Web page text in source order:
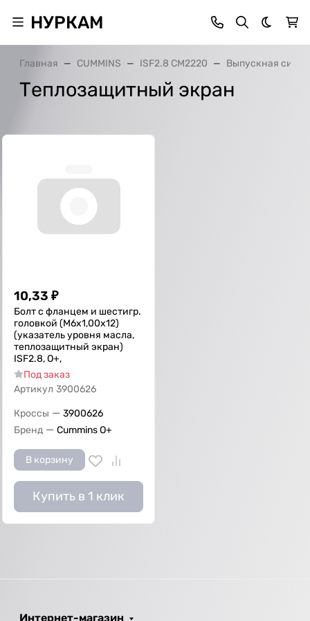
НУРКАМ Темная
Главная CUMMINS ISF2.8 CM2220 Выпускная
Теплозащитный экран
10,33 ₽
Болт с фланцем и шестигр.
головкой (М6х1,00х12)
(указатель уровня масла,
теплозащитный экран)
ISF2.8, О+,
Под заказ
Артикул 3900626
Кроссы — 3900626
Бренд — Cummins O+
В корзину
Купить в 1 клик
Интернет-магазин